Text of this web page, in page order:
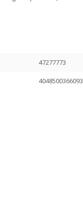
47277773
4048500366093